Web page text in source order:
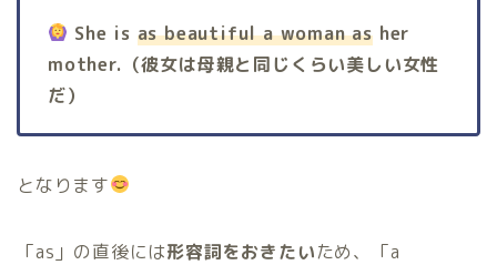
She is as beautiful a woman as her
mother.（彼女は母親と同じくらい美しい女性
だ）
となります
「as」の直後には形容詞をおきたいため、「a